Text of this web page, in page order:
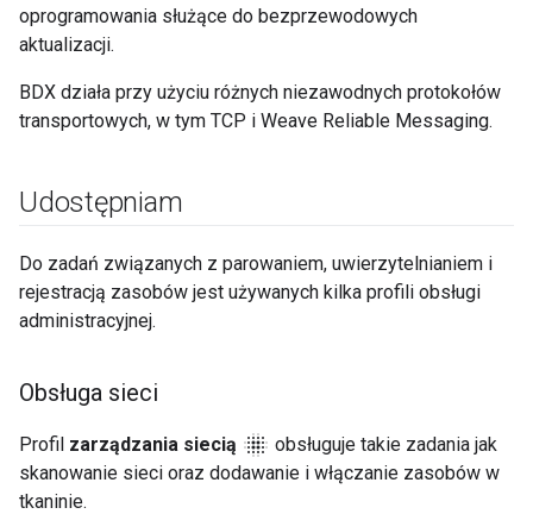
oprogramowania służące do bezprzewodowych
aktualizacji.
BDX działa przy użyciu różnych niezawodnych protokołów
transportowych, w tym TCP i Weave Reliable Messaging.
Udostępniam
Do zadań związanych z parowaniem, uwierzytelnianiem i
rejestracją zasobów jest używanych kilka profili obsługi
administracyjnej.
Obsługa sieci
Profil zarządzania siecią blur_on obsługuje takie zadania jak
skanowanie sieci oraz dodawanie i włączanie zasobów w
tkaninie.